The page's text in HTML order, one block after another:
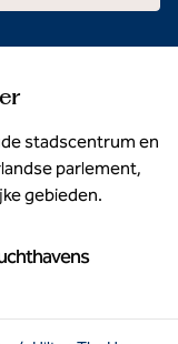
stadscentrum en
parlement,
gebieden.